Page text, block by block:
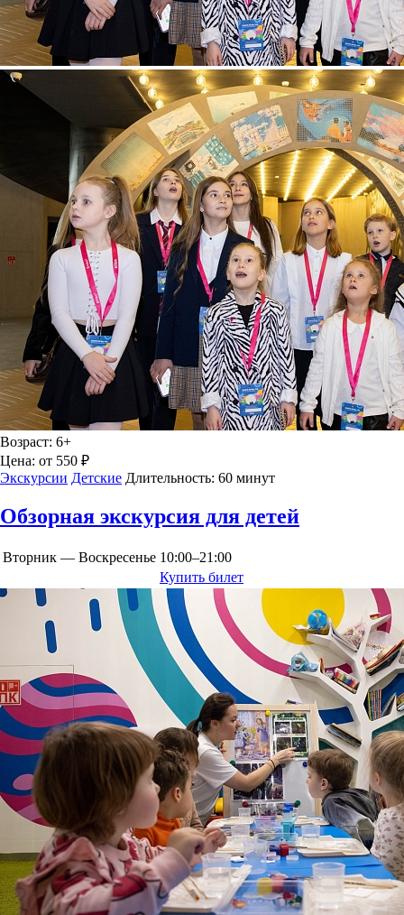
Возраст: 6+
Цена: от 550 ₽
Экскурсии Детские Длительность: 60 минут
Обзорная экскурсия для детей
Вторник — Воскресенье 10:00–21:00
Купить билет